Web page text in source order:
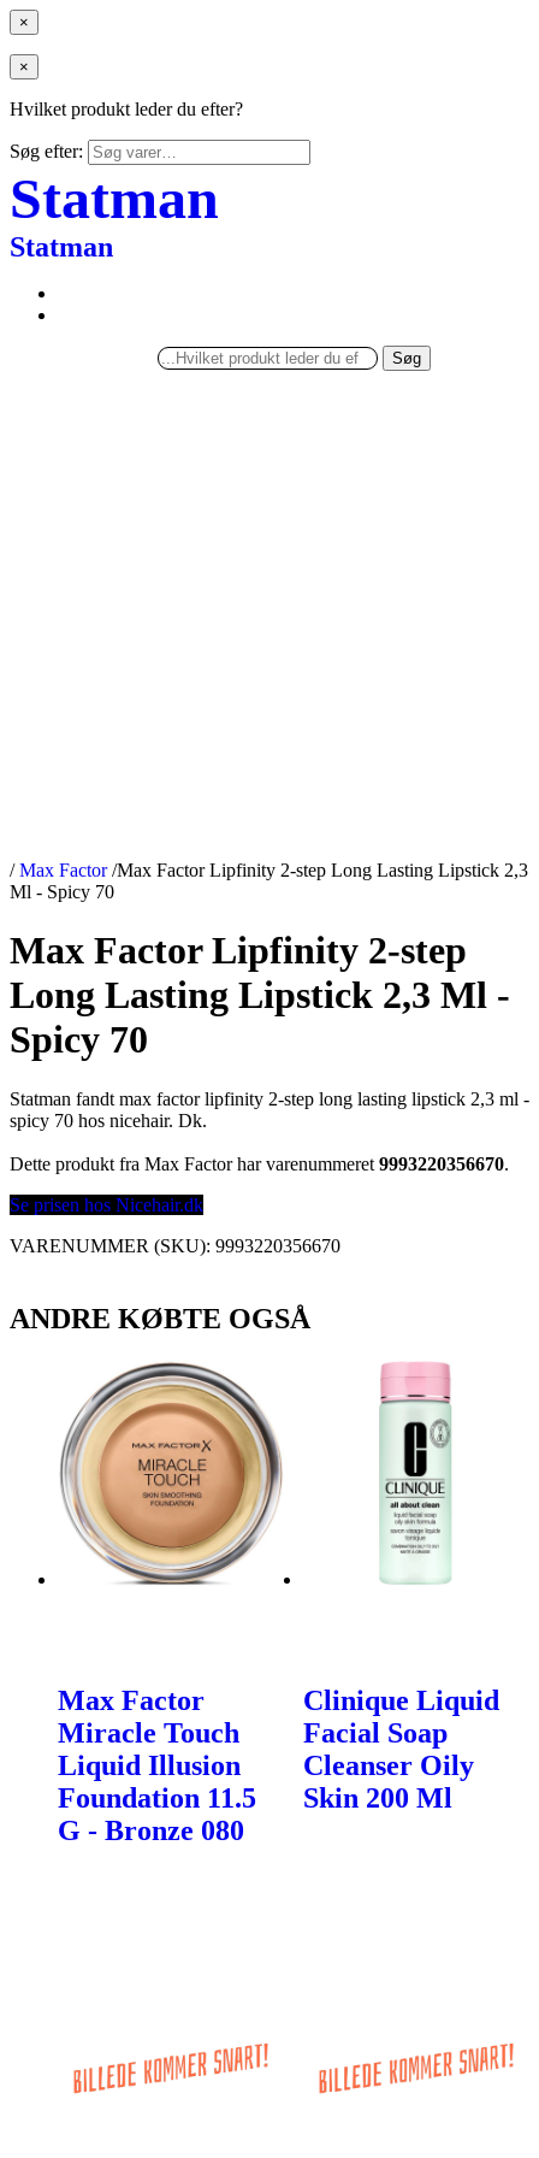
×
×
Hvilket produkt leder du efter?
Søg efter:
Statman
Statman
Søg
/ Max Factor /Max Factor Lipfinity 2-step Long Lasting Lipstick 2,3
Ml - Spicy 70
Max Factor Lipfinity 2-step
Long Lasting Lipstick 2,3 Ml -
Spicy 70
Statman fandt max factor lipfinity 2-step long lasting lipstick 2,3 ml -
spicy 70 hos nicehair. Dk.
Dette produkt fra Max Factor har varenummeret 9993220356670.
Se prisen hos Nicehair.dk
VARENUMMER (SKU): 9993220356670
ANDRE KØBTE OGSÅ
Max Factor
Miracle Touch
Liquid Illusion
Foundation 11.5
G - Bronze 080
Clinique Liquid
Facial Soap
Cleanser Oily
Skin 200 Ml